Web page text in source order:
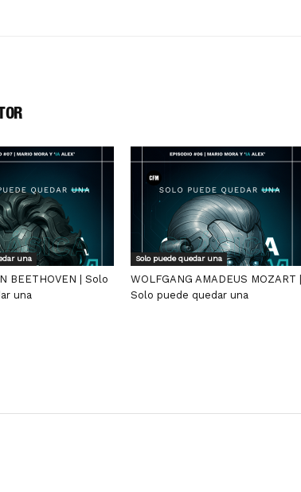
una
BEETHOVEN | Solo
una
Solo puede quedar una
WOLFGANG AMADEUS MOZART |
Solo puede quedar una